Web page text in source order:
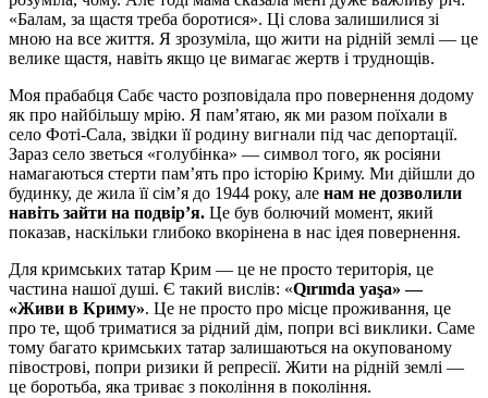
«Балам, за щастя треба боротися». Ці слова залишилися зі
мною на все життя. Я зрозуміла, що жити на рідній землі — це
велике щастя, навіть якщо це вимагає жертв і труднощів.
Моя прабабця Сабє часто розповідала про повернення додому
як про найбільшу мрію. Я пам’ятаю, як ми разом поїхали в
село Фоті-Сала, звідки її родину вигнали під час депортації.
Зараз село зветься «голубінка» — символ того, як росіяни
намагаються стерти пам’ять про історію Криму. Ми дійшли до
будинку, де жила її сім’я до 1944 року, але нам не дозволили
навіть зайти на подвір’я. Це був болючий момент, який
показав, наскільки глибоко вкорінена в нас ідея повернення.
Для кримських татар Крим — це не просто територія, це
частина нашої душі. Є такий вислів: «Qırımda yaşa» —
«Живи в Криму». Це не просто про місце проживання, це
про те, щоб триматися за рідний дім, попри всі виклики. Саме
тому багато кримських татар залишаються на окупованому
півострові, попри ризики й репресії. Жити на рідній землі —
це боротьба, яка триває з покоління в покоління.